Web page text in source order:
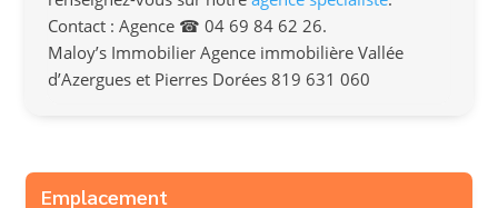
Contact : Agence ☎ 04 69 84 62 26.
Maloy’s Immobilier Agence immobilière Vallée
d’Azergues et Pierres Dorées 819 631 060
Emplacement